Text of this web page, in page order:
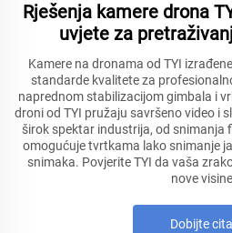
Rješenja kamere drona
uvjete za
Kamere na dronama od TYI
standarde kvalitete za
naprednom stabilizacijom gimbala i
droni od TYI pružaju savršeno video i
širok spektar industrija, od snimanja
omogućuje tvrtkama lako snimanje
snimaka. Povjerite TYI da vaša
nove
Dobijte